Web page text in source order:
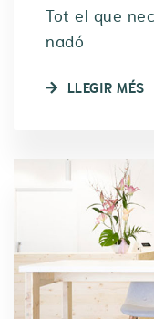
Tot el que
nadó
LLEGIR MÉS